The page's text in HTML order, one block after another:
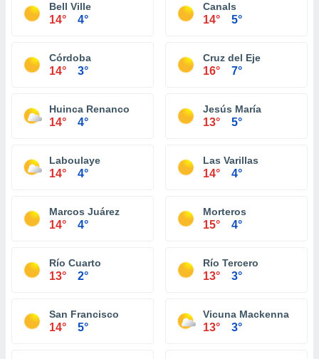
Bell Ville
14° 4°
Canals
14° 5°
Córdoba
14° 3°
Cruz del Eje
16° 7°
Huinca Renanco
14° 4°
Jesús María
13° 5°
Laboulaye
14° 4°
Las Varillas
14° 4°
Marcos Juárez
14° 4°
Morteros
15° 4°
Río Cuarto
13° 2°
Río Tercero
13° 3°
San Francisco
14° 5°
Vicuna Mackenna
13° 3°